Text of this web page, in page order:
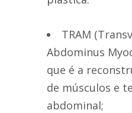
TRAM
Abdominus
que é a
de músculos e
abdominal;